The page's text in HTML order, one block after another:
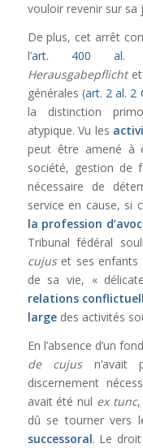
vouloir revenir sur sa
De plus, cet arrêt
l’art. 400 al.
Herausgabepflichtet
générales (art. 2 al. 2
la distinction
atypique. Vu les
peut être amené à
société, gestion de
nécessaire de
service en cause, si
la profession
Tribunal fédéral
cujuset ses enfants
de sa vie, «
relations
largedes activités
En l’absence d’un
de cujusn’avait
discernement
avait été nul ex tunc,
dû se tourner vers
successoral. Le